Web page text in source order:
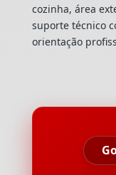
cozinha, área
suporte técnico
orientação